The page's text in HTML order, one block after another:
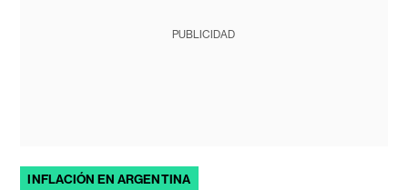
PUBLICIDAD
INFLACIÓN EN ARGENTINA